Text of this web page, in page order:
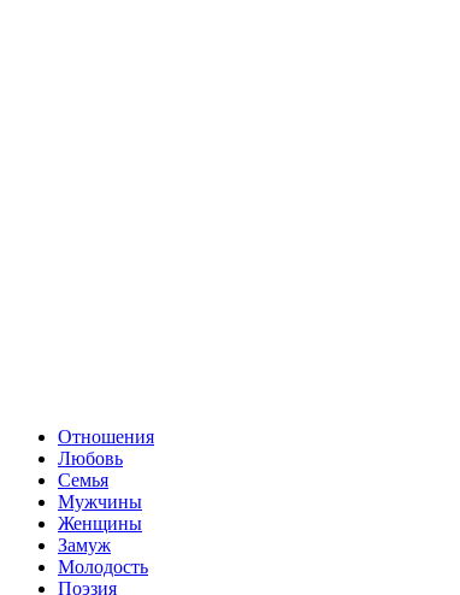
Отношения
Любовь
Семья
Мужчины
Женщины
Замуж
Молодость
Поэзия